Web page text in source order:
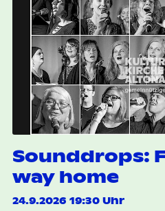
Sounddrops:
way home
24.9.2026 19:30 Uhr